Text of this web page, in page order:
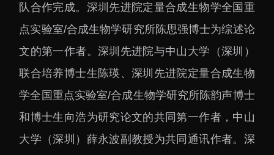
队合作完成。深圳先进院定量合成生物学全国重
点实验室/合成生物学研究所陈思强博士为综述论
文的第一作者。深圳先进院与中山大学（深圳）
联合培养博士生陈瑛、深圳先进院定量合成生物
学全国重点实验室/合成生物学研究所陈韵声博士
和博士生向浩为研究论文的共同第一作者，中山
大学（深圳）薛永波副教授为共同通讯作者。深